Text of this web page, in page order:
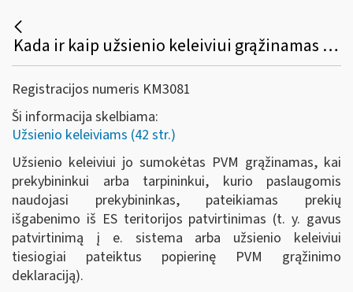
Kada ir kaip užsienio keleiviui grąžinamas sumokėtas PVM?
Registracijos numeris KM3081
Ši informacija skelbiama:
Užsienio keleiviams (42 str.)
Užsienio keleiviui jo sumokėtas PVM grąžinamas, kai
prekybininkui arba tarpininkui, kurio paslaugomis
naudojasi prekybininkas, pateikiamas prekių
išgabenimo iš ES teritorijos patvirtinimas (t. y. gavus
patvirtinimą į e. sistema arba užsienio keleiviui
tiesiogiai pateiktus popierinę PVM grąžinimo
deklaraciją).